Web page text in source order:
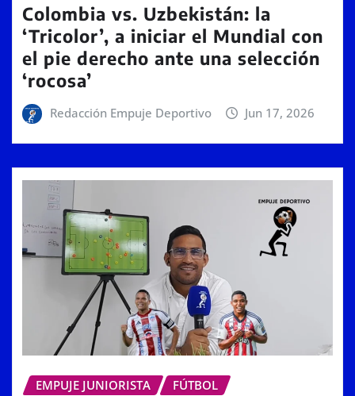
Colombia vs. Uzbekistán: la
‘Tricolor’, a iniciar el Mundial con
el pie derecho ante una selección
‘rocosa’
Redacción Empuje Deportivo Jun 17, 2026
EMPUJE JUNIORISTA
FÚTBOL